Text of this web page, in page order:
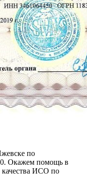
по
Окажем помощь в
качества ИСО по